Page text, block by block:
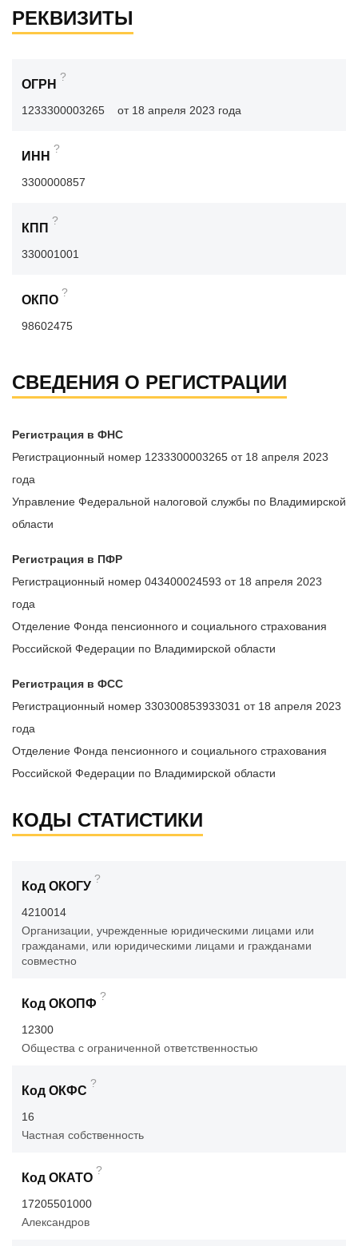
РЕКВИЗИТЫ
ОГРН
?
1233300003265 от 18 апреля 2023 года
ИНН
?
3300000857
КПП
?
330001001
ОКПО
?
98602475
СВЕДЕНИЯ О РЕГИСТРАЦИИ
Регистрация в ФНС
Регистрационный номер 1233300003265 от 18 апреля 2023
года
Управление Федеральной налоговой службы по Владимирской
области
Регистрация в ПФР
Регистрационный номер 043400024593 от 18 апреля 2023
года
Отделение Фонда пенсионного и социального страхования
Российской Федерации по Владимирской области
Регистрация в ФСС
Регистрационный номер 330300853933031 от 18 апреля 2023
года
Отделение Фонда пенсионного и социального страхования
Российской Федерации по Владимирской области
КОДЫ СТАТИСТИКИ
Код ОКОГУ
?
4210014
Организации, учрежденные юридическими лицами или
гражданами, или юридическими лицами и гражданами
совместно
Код ОКОПФ
?
12300
Общества с ограниченной ответственностью
Код ОКФС
?
16
Частная собственность
Код ОКАТО
?
17205501000
Александров